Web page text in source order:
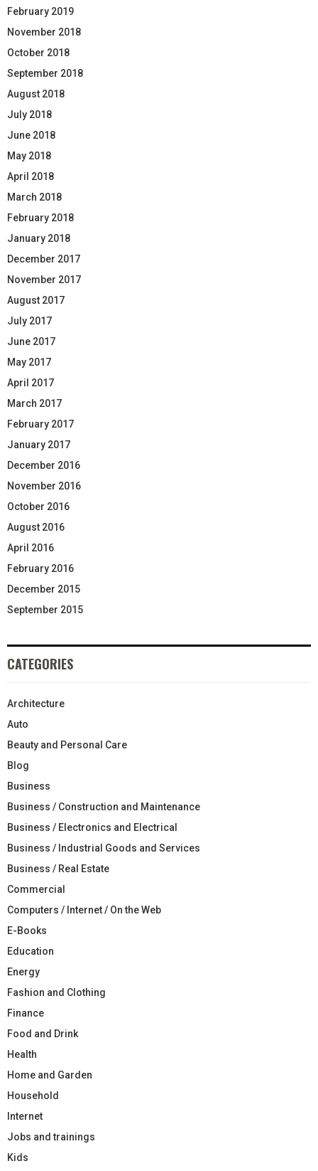
February 2019
November 2018
October 2018
September 2018
August 2018
July 2018
June 2018
May 2018
April 2018
March 2018
February 2018
January 2018
December 2017
November 2017
August 2017
July 2017
June 2017
May 2017
April 2017
March 2017
February 2017
January 2017
December 2016
November 2016
October 2016
August 2016
April 2016
February 2016
December 2015
September 2015
CATEGORIES
Architecture
Auto
Beauty and Personal Care
Blog
Business
Business / Construction and Maintenance
Business / Electronics and Electrical
Business / Industrial Goods and Services
Business / Real Estate
Commercial
Computers / Internet / On the Web
E-Books
Education
Energy
Fashion and Clothing
Finance
Food and Drink
Health
Home and Garden
Household
Internet
Jobs and trainings
Kids